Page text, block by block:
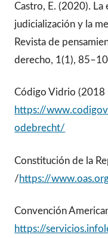
Castro, E. (2020). La
judicialización y la
Revista de
derecho, 1(1),
Código Vidrio (2018
https://
odebrecht/
Constitución de la
/https://
Convención
https://